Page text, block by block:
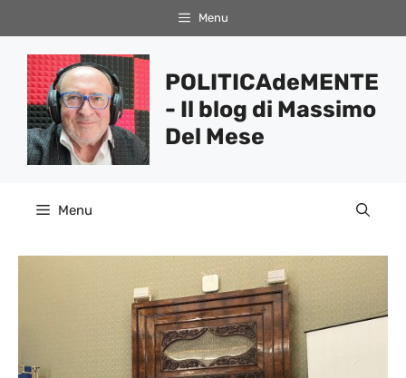
al
contenuto
Menu
POLITICAdeMENTE
- Il blog di Massimo
Del Mese
Menu